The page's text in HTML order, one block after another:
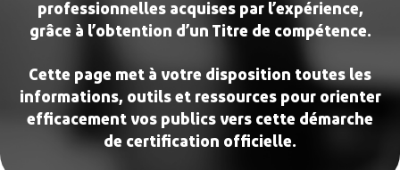
professionnelles acquises par l’expérience,
grâce à l’obtention d’un Titre de compétence.
Cette page met à votre disposition toutes les
informations, outils et ressources pour orienter
efficacement vos publics vers cette démarche
de certification officielle.